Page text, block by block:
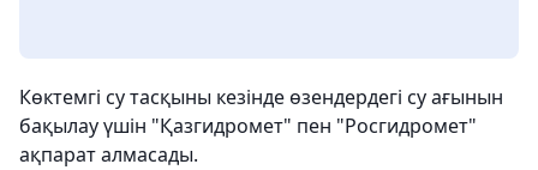
Көктемгі су тасқыны кезінде өзендердегі су ағынын
бақылау үшін "Қазгидромет" пен "Росгидромет"
ақпарат алмасады.